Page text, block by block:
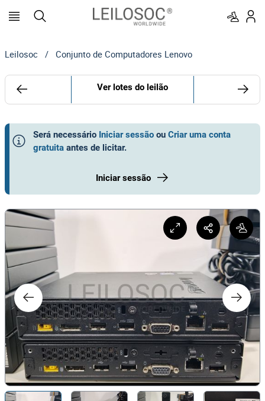
Leilosoc / Conjunto de Computadores Lenovo
Ver lotes do leilão
Será necessário Iniciar sessão ou Criar uma conta
gratuita antes de licitar.
Iniciar sessão